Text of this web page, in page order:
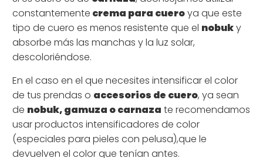
constantemente crema para cueroya que este
tipo de cuero es menos resistente que el nobuky
absorbe más las manchas y la luz solar,
descoloriéndose.
En el caso en el que necesites intensificar el color
de tus prendas o accesorios de cuero, ya sean
de nobuk, gamuza o carnaza te recomendamos
usar productos intensificadores de color
(especiales para pieles con pelusa),que le
devuelven el color que tenían antes.